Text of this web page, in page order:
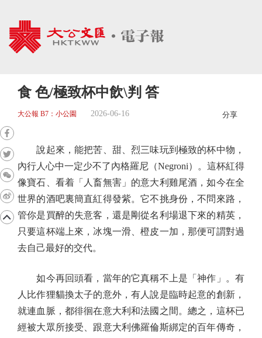
食 色/極致杯中飲\判 答
大公報 B7：小公園 2026-06-16 分享
說起來，能把苦、甜、烈三味玩到極致的杯中物，
內行人心中一定少不了內格羅尼（Negroni）。這杯紅得
像寶石、看着「人畜無害」的意大利雞尾酒，如今在全
世界的酒吧裏簡直紅得發紫。它不挑身份，不問來路，
管你是買醉的失意客，還是剛從名利場退下來的精英，
只要這杯端上來，冰塊一滑、橙皮一加，那便可謂對過
去自己最好的交代。
如今再回頭看，當年的它真稱不上是「神作」。有
人比作狸貓換太子的意外，有人說是臨時起意的創新，
就連血脈，都徘徊在意大利和法國之間。總之，這杯已
經被大眾所接受、跟意大利佛羅倫斯綁定的百年傳奇，